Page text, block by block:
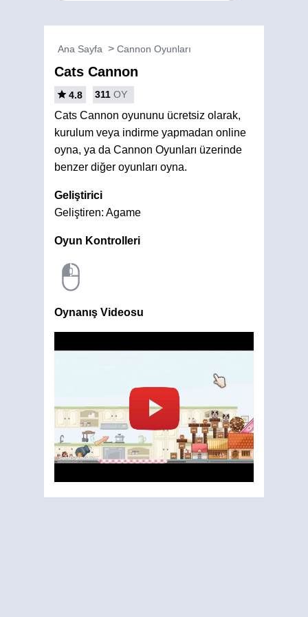
Ana Sayfa Cannon Oyunları
Cats Cannon
4.8 311 OY
Cats Cannon oyununu ücretsiz olarak,
kurulum veya indirme yapmadan online
oyna, ya da Cannon Oyunları üzerinde
benzer diğer oyunları oyna.
Geliştirici
Geliştiren: Agame
Oyun Kontrolleri
Oynanış Videosu